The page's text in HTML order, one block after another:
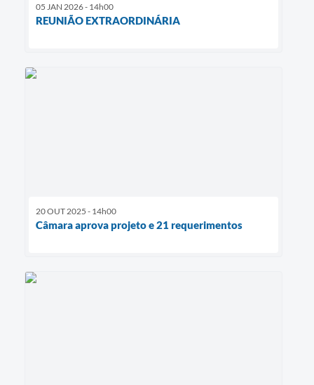
05 JAN 2026 - 14h00
REUNIÃO EXTRAORDINÁRIA
20 OUT 2025 - 14h00
Câmara aprova projeto e 21 requerimentos